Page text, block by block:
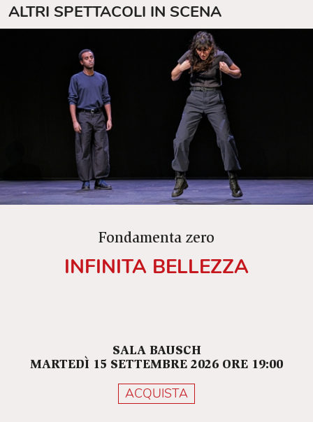
durante la sua prigionia politica. Paulina
sequestra il dottor Miranda per sottoporlo a un
pressante interrogatorio in cui i ruoli di vittima e
carnefice si rovesciano. L’uomo è legato e
imbavagliato sotto il tiro implacabile della donna
mentre il marito assiste impotente a un
drammatico confronto di cui sembra sfuggirgli il
senso, interessato com’è alla legalità e alla
carriera politica, a quella “riappacificazione” che
non va turbata anche a costo di pesanti colpi di
spugna. E il suo comportamento non sfugge
ambivalenza di ogni atto e di ogni motivazione.
ALTRI SPETTACOLI IN SCENA
Fondamenta zero
INFINITA BELLEZZA
SALA BAUSCH
MARTEDÌ 15 SETTEMBRE 2026 ORE 19:00
ACQUISTA